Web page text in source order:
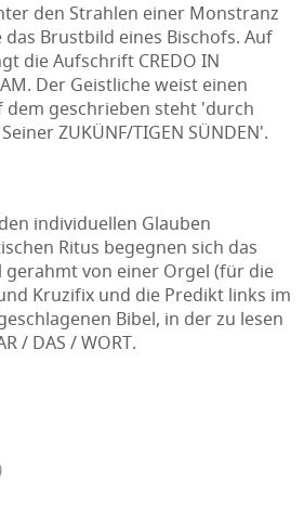
den Strahlen einer Monstranz
Brustbild eines Bischofs. Auf
die Aufschrift CREDO IN
Der Geistliche weist einen
dem geschrieben steht 'durch
ZUKÜNF/TIGEN SÜNDEN'.
individuellen Glauben
Ritus begegnen sich das
gerahmt von einer Orgel (für die
Kruzifix und die Predikt links im
Bibel, in der zu lesen
/ DAS / WORT.